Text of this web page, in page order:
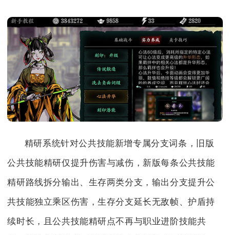
精研系统针对公共技能新增专属分支词条，旧版
公共技能精研仅提升伤害与减伤，新版每条公共技能
精研路线拆分输出、生存两类分支，输出分支提升公
共技能独立乘区伤害，生存分支延长无敌帧、护盾持
续时长，且公共技能精研点不再与职业进阶技能共